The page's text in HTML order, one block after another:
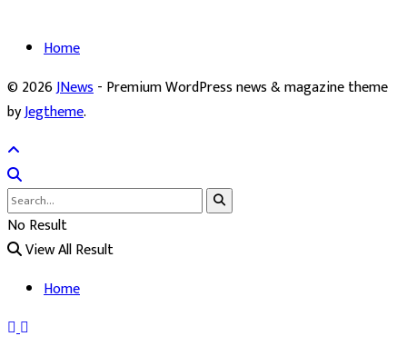
Home
© 2026JNews- Premium WordPress news & magazine theme
byJegtheme.
No Result
View All Result
Home